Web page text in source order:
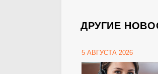
ДРУГИЕ
5 АВГУСТА 2026